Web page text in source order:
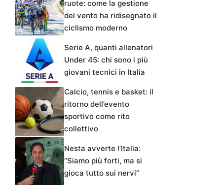
ruote: come la gestione
del vento ha ridisegnato il
ciclismo moderno
Serie A, quanti allenatori
Under 45: chi sono i più
giovani tecnici in Italia
Calcio, tennis e basket: il
ritorno dell’evento
sportivo come rito
collettivo
Nesta avverte l’Italia:
“Siamo più forti, ma si
gioca tutto sui nervi”